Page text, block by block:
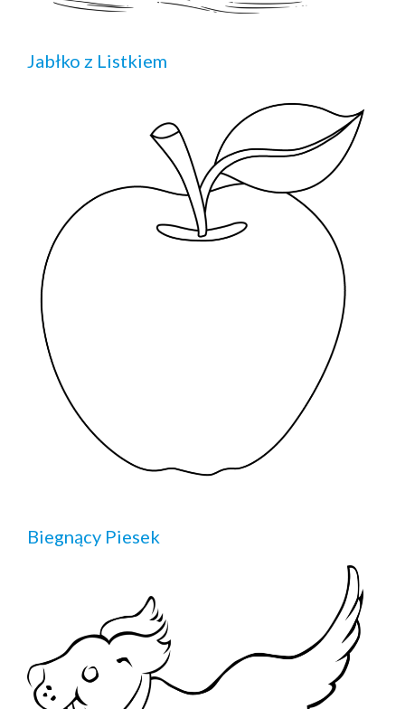
Jabłko z Listkiem
Biegnący Piesek